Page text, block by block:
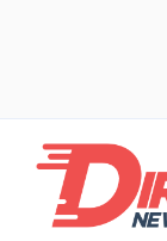
contenuto